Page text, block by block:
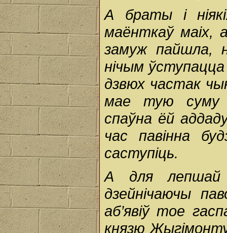
А браты і
маёнткаў маіх,
замуж пайшла,
нічым ўступацца
дзвюх частак
мае тую суму
спаўна ёй
час павінна
саступіць.
А для лепшай
дзейнічаючы
аб’явіў тое
князю